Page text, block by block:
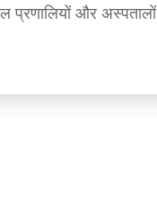
प्रणालियों और अस्पतालों